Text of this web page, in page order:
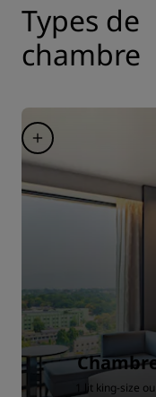
Types de
chambre
1 lit king-size